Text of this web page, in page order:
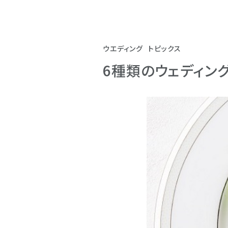
ウエディング トピックス
6種類のウェディン